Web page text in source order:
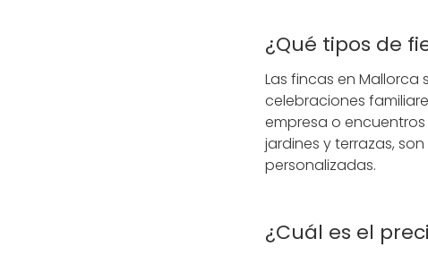
¿Qué tipos de
Las fincas en Mallorca
celebraciones
empresa o
jardines y terrazas,
personalizadas.
¿Cuál es el